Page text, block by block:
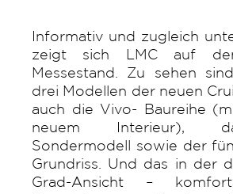
Informativ und zugleich
zeigt sich LMC auf
Messestand. Zu sehen
drei Modellen der neuen
auch die Vivo- Baureihe
neuem Interieur),
Sondermodell sowie der
Grundriss. Und das in der
Grad-Ansicht –